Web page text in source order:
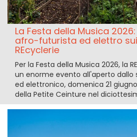
La Festa della Musica
afro-futurista ed elettro
REcyclerie
Per la Festa della Musica 2026, la
un enorme evento all'aperto
ed elettronico, domenica 21
della Petite Ceinture nel